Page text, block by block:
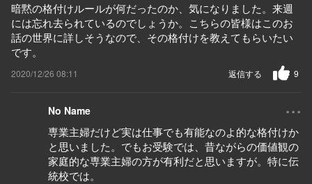
暗黙の格付けルールが何だったのか、気になりました。来週
には忘れ去られているのでしょうか。こちらの皆様はこのお
話の世界に詳しそうなので、その格付けを教えてもらいたい
です。
2020/12/26 08:11 9
返信する
No Name ...
専業主婦だけど実は仕事でも有能なのよ的な格付けか
と思いました。でもお受験では、昔ながらの価値観の
家庭的な専業主婦の方が有利だと思いますが。特に伝
統校では。